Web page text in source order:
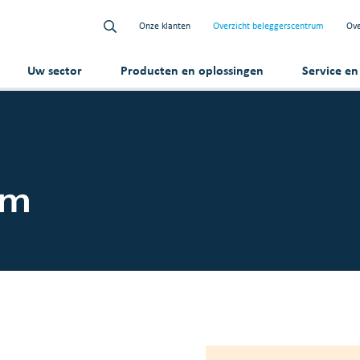
Onze klanten Overzicht beleggerscentrum
Uw sector Producten en oplossingen Service